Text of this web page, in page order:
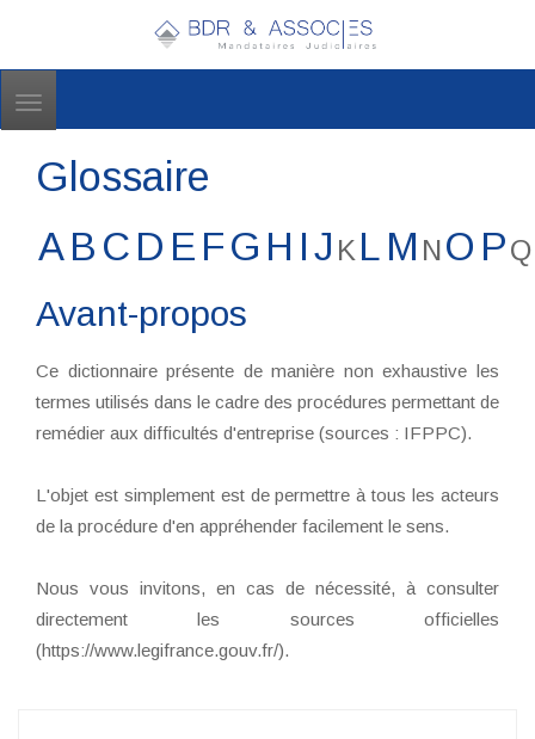
Toggle
Glossaire
AB C D E FG H IJ K L M NO PQ
Avant-propos
Ce dictionnaire présente de manière non exhaustive les
termes utilisés dans le cadre des procédures permettant de
remédier aux difficultés d'entreprise (sources : IFPPC).
L'objet est simplement est de permettre à tous les acteurs
de la procédure d'en appréhender facilement le sens.
Nous vous invitons, en cas de nécessité, à consulter
directement les sources officielles
(https://www.legifrance.gouv.fr/).